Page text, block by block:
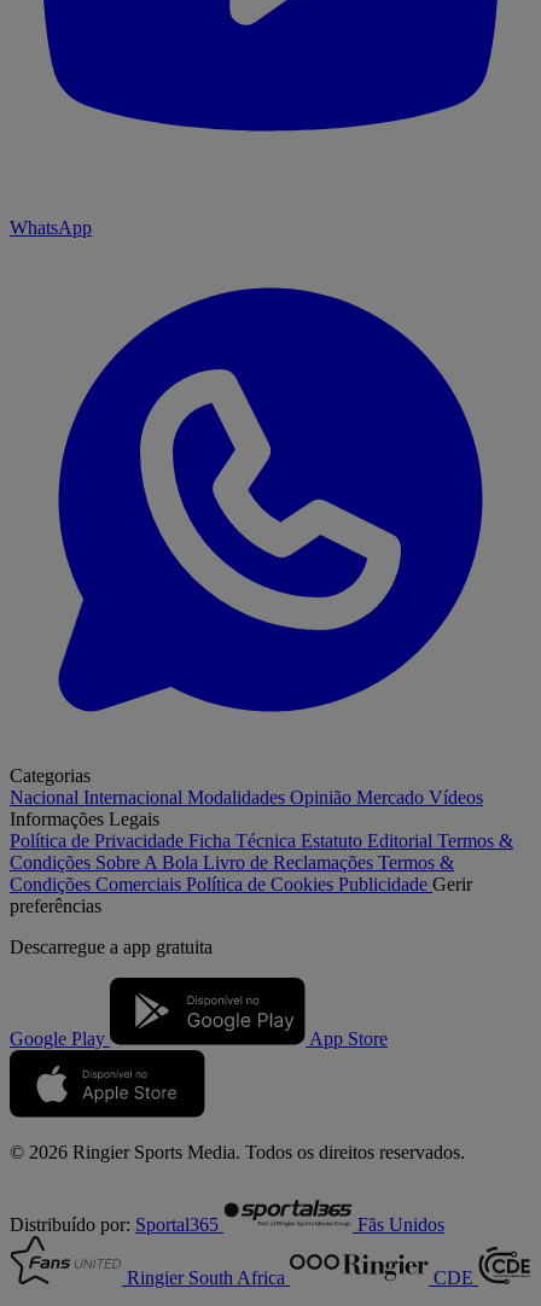
WhatsApp
Categorias
Nacional Internacional Modalidades Opinião Mercado Vídeos
Informações Legais
Política de Privacidade Ficha Técnica Estatuto Editorial Termos &
Condições Sobre A Bola Livro de Reclamações Termos &
Condições Comerciais Política de Cookies Publicidade Gerir
preferências
Descarregue a app gratuita
Google Play App Store
© 2026 Ringier Sports Media. Todos os direitos reservados.
Distribuído por: Sportal365 Fãs Unidos
Ringier South Africa CDE